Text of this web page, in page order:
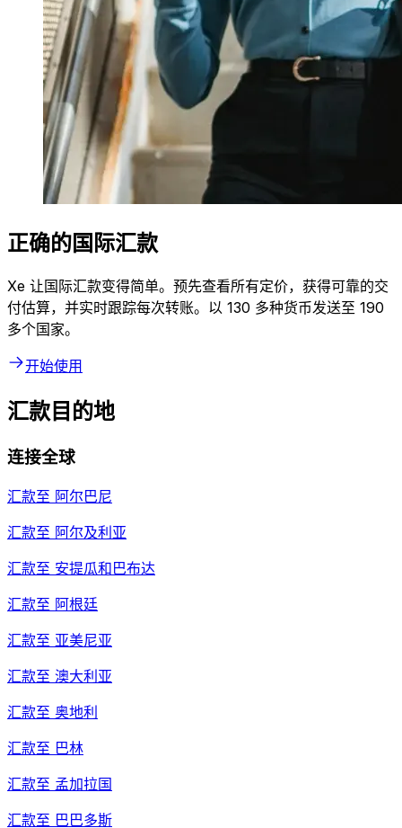
正确的国际汇款
Xe 让国际汇款变得简单。预先查看所有定价，获得可靠的交
付估算，并实时跟踪每次转账。以 130 多种货币发送至 190
多个国家。
开始使用
汇款目的地
连接全球
汇款至 阿尔巴尼
汇款至 阿尔及利亚
汇款至 安提瓜和巴布达
汇款至 阿根廷
汇款至 亚美尼亚
汇款至 澳大利亚
汇款至 奥地利
汇款至 巴林
汇款至 孟加拉国
汇款至 巴巴多斯